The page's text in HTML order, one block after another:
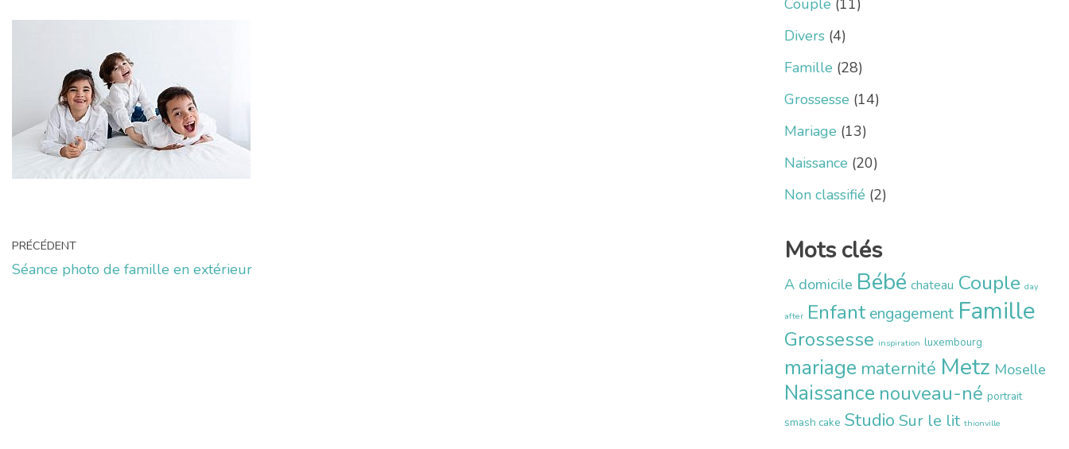
PRÉCÉDENT
Séance photo de famille en extérieur
Couple (11)
Divers(4)
Famille (28)
Grossesse (14)
Mariage (13)
Naissance (20)
Non classifié (2)
Mots clés
A domicile Bébé chateau Couple day
after Enfant engagement Famille
Grossesse inspiration luxembourg
mariage maternité Metz Moselle
Naissance nouveau-né portrait
smash cake Studio Sur le lit thionville